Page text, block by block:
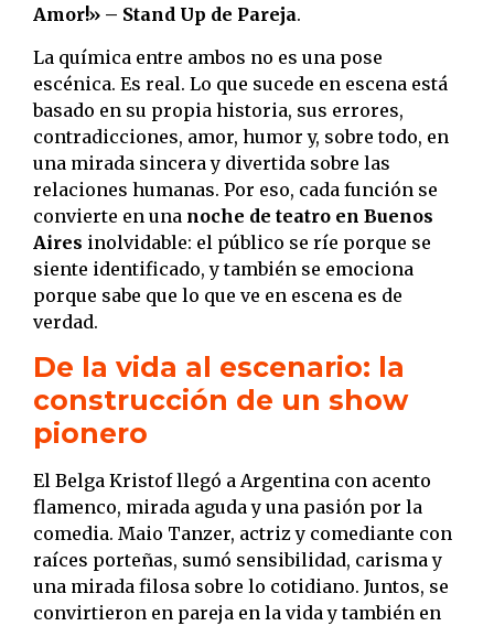
Amor!» – Stand Up de Pareja.
La química entre ambos no es una pose
escénica. Es real. Lo que sucede en escena está
basado en su propia historia, sus errores,
contradicciones, amor, humor y, sobre todo, en
una mirada sincera y divertida sobre las
relaciones humanas. Por eso, cada función se
convierte en una noche de teatro en Buenos
Aires inolvidable: el público se ríe porque se
siente identificado, y también se emociona
porque sabe que lo que ve en escena es de
verdad.
De la vida al escenario: la
construcción de un show
pionero
El Belga Kristof llegó a Argentina con acento
flamenco, mirada aguda y una pasión por la
comedia. Maio Tanzer, actriz y comediante con
raíces porteñas, sumó sensibilidad, carisma y
una mirada filosa sobre lo cotidiano. Juntos, se
convirtieron en pareja en la vida y también en